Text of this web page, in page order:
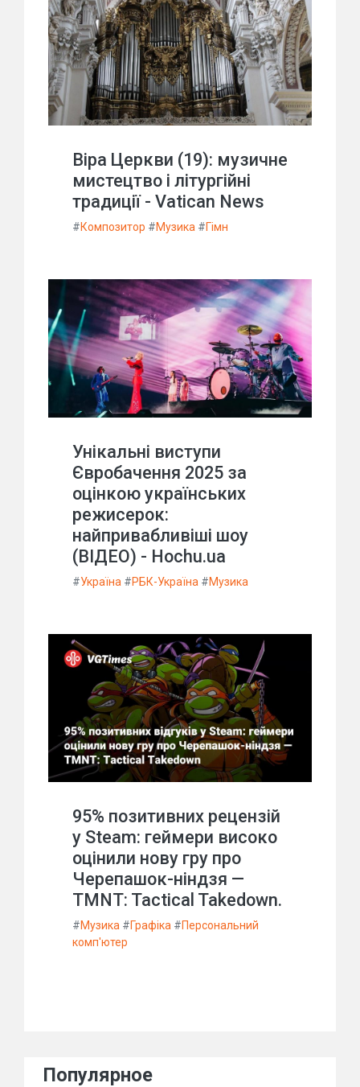
Віра Церкви (19): музичне
мистецтво і літургійні
традиції - Vatican News
#Композитор #Музика #Гімн
Унікальні виступи
Євробачення 2025 за
оцінкою українських
режисерок:
найпривабливіші шоу
(ВІДЕО) - Hochu.ua
#Україна #РБК-Україна #Музика
95% позитивних рецензій
у Steam: геймери високо
оцінили нову гру про
Черепашок-ніндзя —
TMNT: Tactical Takedown.
#Музика #Графіка #Персональний
комп'ютер
Популярное